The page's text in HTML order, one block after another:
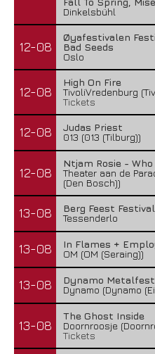
Dinkelsbühl
12-08
Øyafestivalen
Bad Seeds
Oslo
12-08
High On Fire
TivoliVredenburg
Tickets
12-08
Judas Priest
013 (013 (Tilburg))
12-08
Ntjam Rosie - Who
Theater aan de
(Den Bosch))
13-08
Berg Feest
Tessenderlo
13-08
In Flames +
OM (OM (Seraing))
13-08
Dynamo
Dynamo (Dynamo
13-08
The Ghost Inside
Doornroosje
Tickets